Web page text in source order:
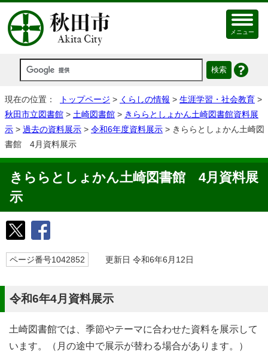
メニュー
現在の位置： トップページ > くらしの情報 > 生涯学習・社会教育 >
秋田市立図書館 > 土崎図書館 > きららとしょかん土崎図書館資料展
示 > 過去の資料展示 > 令和6年度資料展示 > きららとしょかん土崎図
書館 4月資料展示
きららとしょかん土崎図書館 4月資料展
示
ページ番号1042852 更新日 令和6年6月12日
令和6年4月資料展示
土崎図書館では、季節やテーマに合わせた資料を展示して
います。（月の途中で展示が替わる場合があります。）